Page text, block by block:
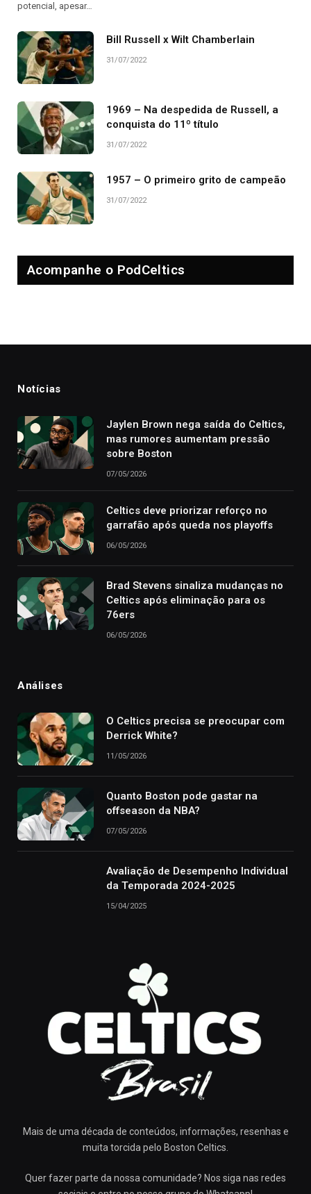
potencial, apesar…
Bill Russell x Wilt Chamberlain
31/07/2022
1969 – Na despedida de Russell, a
conquista do 11º título
31/07/2022
1957 – O primeiro grito de campeão
31/07/2022
Acompanhe o PodCeltics
Notícias
Jaylen Brown nega saída do Celtics,
mas rumores aumentam pressão
sobre Boston
07/05/2026
Celtics deve priorizar reforço no
garrafão após queda nos playoffs
06/05/2026
Brad Stevens sinaliza mudanças no
Celtics após eliminação para os
76ers
06/05/2026
Análises
O Celtics precisa se preocupar com
Derrick White?
11/05/2026
Quanto Boston pode gastar na
offseason da NBA?
07/05/2026
Avaliação de Desempenho Individual
da Temporada 2024-2025
15/04/2025
Mais de uma década de conteúdos, informações, resenhas e
muita torcida pelo Boston Celtics.
Quer fazer parte da nossa comunidade? Nos siga nas redes